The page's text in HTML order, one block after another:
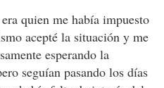
quien me había impuesto
acepté la situación y me
esperando la
seguían pasando los días